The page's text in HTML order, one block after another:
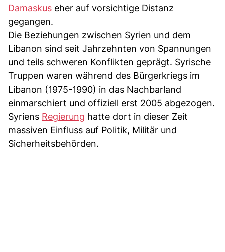
Damaskus eher auf vorsichtige Distanz
gegangen.
Die Beziehungen zwischen Syrien und dem
Libanon sind seit Jahrzehnten von Spannungen
und teils schweren Konflikten geprägt. Syrische
Truppen waren während des Bürgerkriegs im
Libanon (1975-1990) in das Nachbarland
einmarschiert und offiziell erst 2005 abgezogen.
Syriens Regierung hatte dort in dieser Zeit
massiven Einfluss auf Politik, Militär und
Sicherheitsbehörden.